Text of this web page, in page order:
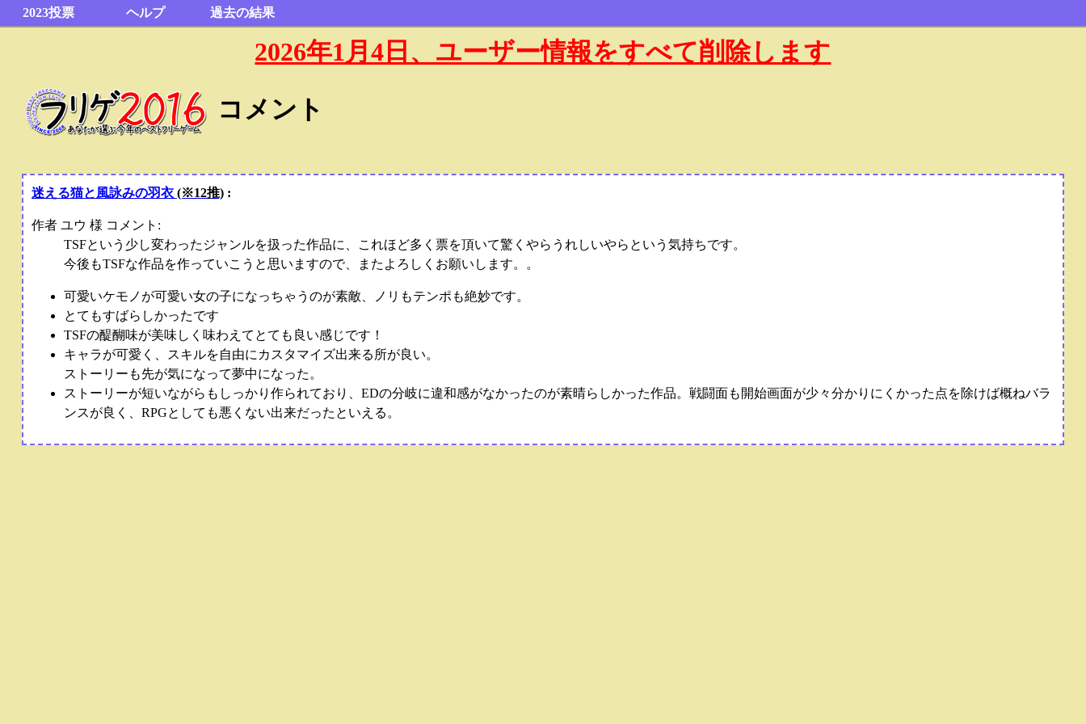
2023投票 ヘルプ 過去の結果
2026年1月4日、ユーザー情報をすべて削除します
コメント
迷える猫と風詠みの羽衣 (※12推):
作者 ユウ 様 コメント:
TSFという少し変わったジャンルを扱った作品に、これほど多く票を頂いて驚くやらうれしいやらという気持ちです。
今後もTSFな作品を作っていこうと思いますので、またよろしくお願いします。。
可愛いケモノが可愛い女の子になっちゃうのが素敵、ノリもテンポも絶妙です。
とてもすばらしかったです
TSFの醍醐味が美味しく味わえてとても良い感じです！
キャラが可愛く、スキルを自由にカスタマイズ出来る所が良い。
ストーリーも先が気になって夢中になった。
ストーリーが短いながらもしっかり作られており、EDの分岐に違和感がなかったのが素晴らしかった作品。戦闘面も開始画面が少々分かりにくかった点を除けば概ねバラ
ンスが良く、RPGとしても悪くない出来だったといえる。